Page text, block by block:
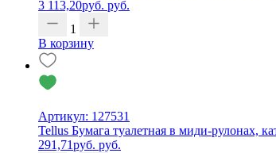
3 113,20руб. руб.
1
В корзину
Артикул: 127531
Tellus Бумага туалетная в миди-рулонах,
291,71руб. руб.